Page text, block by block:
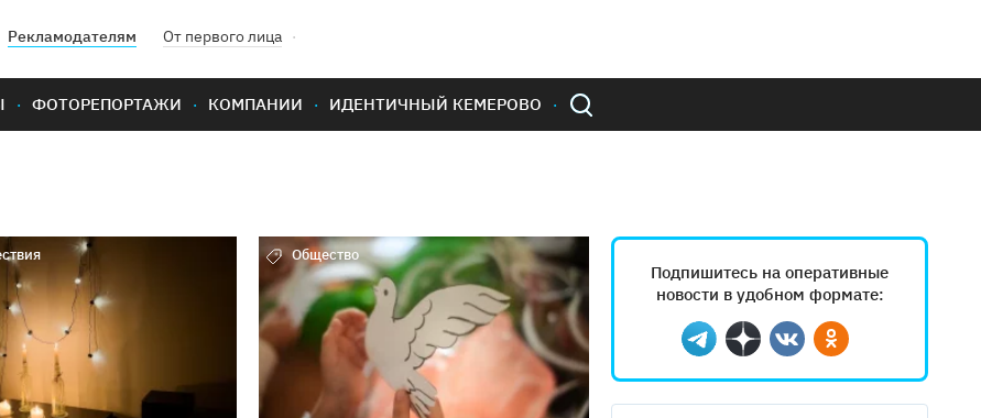
Рекламодателям От первого лица
ФОТОРЕПОРТАЖИ КОМПАНИИ ИДЕНТИЧНЫЙ КЕМЕРОВО
Общество
Подпишитесь на оперативные
новости в удобном формате:
Telegram
ДзенВконтактеОдноклассники